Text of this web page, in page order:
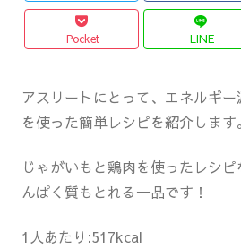
Pocket LINE
アスリートにとって、エネルギ
を使った簡単レシピを紹介します。
じゃがいもと鶏肉を使ったレシ
んぱく質もとれる一品です！
1人あたり:517kcal